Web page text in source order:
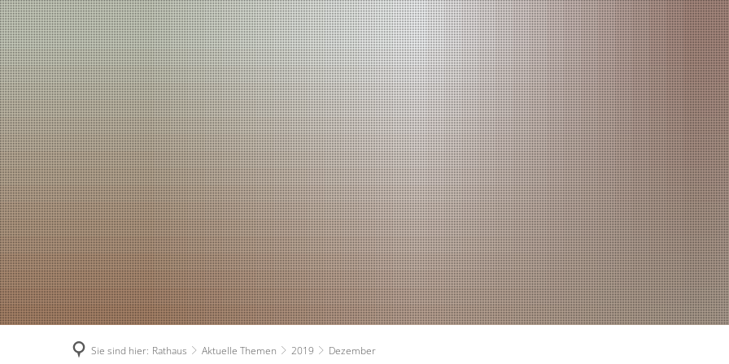
RATHAUS
Bürgermeister
Verwaltung - Kontakte
Ratsinformationssystem
Persönlichkeiten & Ehrungen
Aktuelle Themen
Zahlen und Fakten
Haushaltsplan
RUNDUM
Planen und Bauen
Stadtwerke
Ver- und
Ärzte
Ferienbetreuung
Schulen
Sie sind hier: Rathaus Aktuelle Themen 2019 Dezember